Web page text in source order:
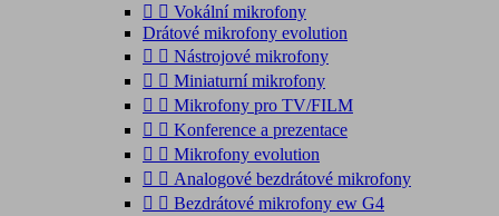
  Vokální mikrofony
Drátové mikrofony evolution
  Nástrojové mikrofony
  Miniaturní mikrofony
  Mikrofony pro TV/FILM
  Konference a prezentace
  Mikrofony evolution
  Analogové bezdrátové mikrofony
  Bezdrátové mikrofony ew G4